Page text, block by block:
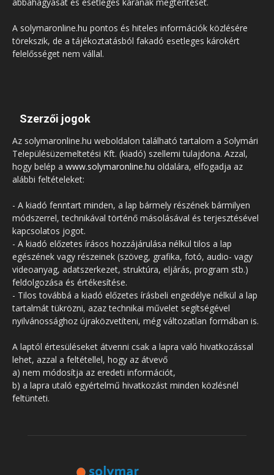
A solymaronline.hu pontos és hiteles információk közlésére
törekszik, de a tájékoztatásból fakadó esetleges károkért
felelősséget nem vállal.
Szerzői jogok
Az solymaronline.hu weboldalon található tartalom a Solymári
Településüzemeltetési Kft. (kiadó) szellemi tulajdona. Azzal,
hogy belép a www.solymaronline.hu oldalára, elfogadja az
alábbi feltételeket:
- A kiadó fenntart minden, a lap bármely részének bármilyen
módszerrel, technikával történő másolásával és terjesztésével
kapcsolatos jogot.
- A kiadó előzetes írásos hozzájárulása nélkül tilos a lap
egészének vagy részeinek (szöveg, grafika, fotó, audio- vagy
videoanyag, adatszerkezet, struktúra, eljárás, program stb.)
feldolgozása és értékesítése.
- Tilos továbbá a kiadó előzetes írásbeli engedélye nélkül a lap
tartalmát tükrözni, azaz technikai művelet segítségével
nyilvánossághoz újraközvetíteni, még változatlan formában is.
A laptól értesüléseket átvenni csak a lapra való hivatkozással
lehet, azzal a feltétellel, hogy az átvevő
a) nem módosítja az eredeti információt,
b) a lapra utaló egyértelmű hivatkozást minden közlésnél
feltünteti.